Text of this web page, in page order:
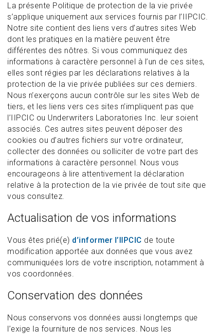
La présente Politique de protection de la vie privée
s’applique uniquement aux services fournis par l’IIPCIC.
Notre site contient des liens vers d’autres sites Web
dont les pratiques en la matière peuvent être
différentes des nôtres. Si vous communiquez des
informations à caractère personnel à l’un de ces sites,
elles sont régies par les déclarations relatives à la
protection de la vie privée publiées sur ces derniers.
Nous n’exerçons aucun contrôle sur les sites Web de
tiers, et les liens vers ces sites n’impliquent pas que
l’IIPCIC ou Underwriters Laboratories Inc. leur soient
associés. Ces autres sites peuvent déposer des
cookies ou d’autres fichiers sur votre ordinateur,
collecter des données ou solliciter de votre part des
informations à caractère personnel. Nous vous
encourageons à lire attentivement la déclaration
relative à la protection de la vie privée de tout site que
vous consultez.
Actualisation de vos informations
Vous êtes prié(e) d’informer l’IIPCIC de toute
modification apportée aux données que vous avez
communiquées lors de votre inscription, notamment à
vos coordonnées.
Conservation des données
Nous conservons vos données aussi longtemps que
l’exige la fourniture de nos services. Nous les